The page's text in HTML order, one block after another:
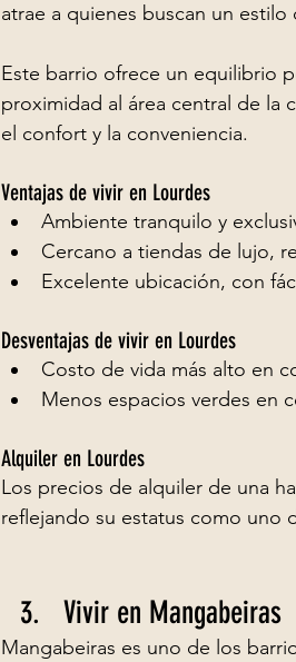
atrae a quienes buscan un estilo
Este barrio ofrece un equilibrio
proximidad al área central de la
el confort y la conveniencia.
Ventajas de vivir en Lourdes
Ambiente tranquilo y
Cercano a tiendas de lujo,
Excelente ubicación, con
Desventajas de vivir en Lourdes
Costo de vida más alto en
Menos espacios verdes en
Alquiler en Lourdes
Los precios de alquiler de una
reflejando su estatus como uno
Vivir en Mangabeiras
Mangabeiras es uno de los